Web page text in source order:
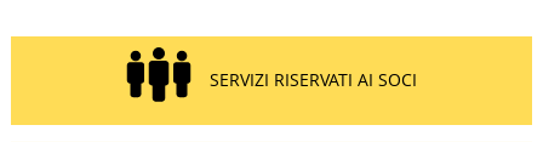
SERVIZI RISERVATI AI SOCI